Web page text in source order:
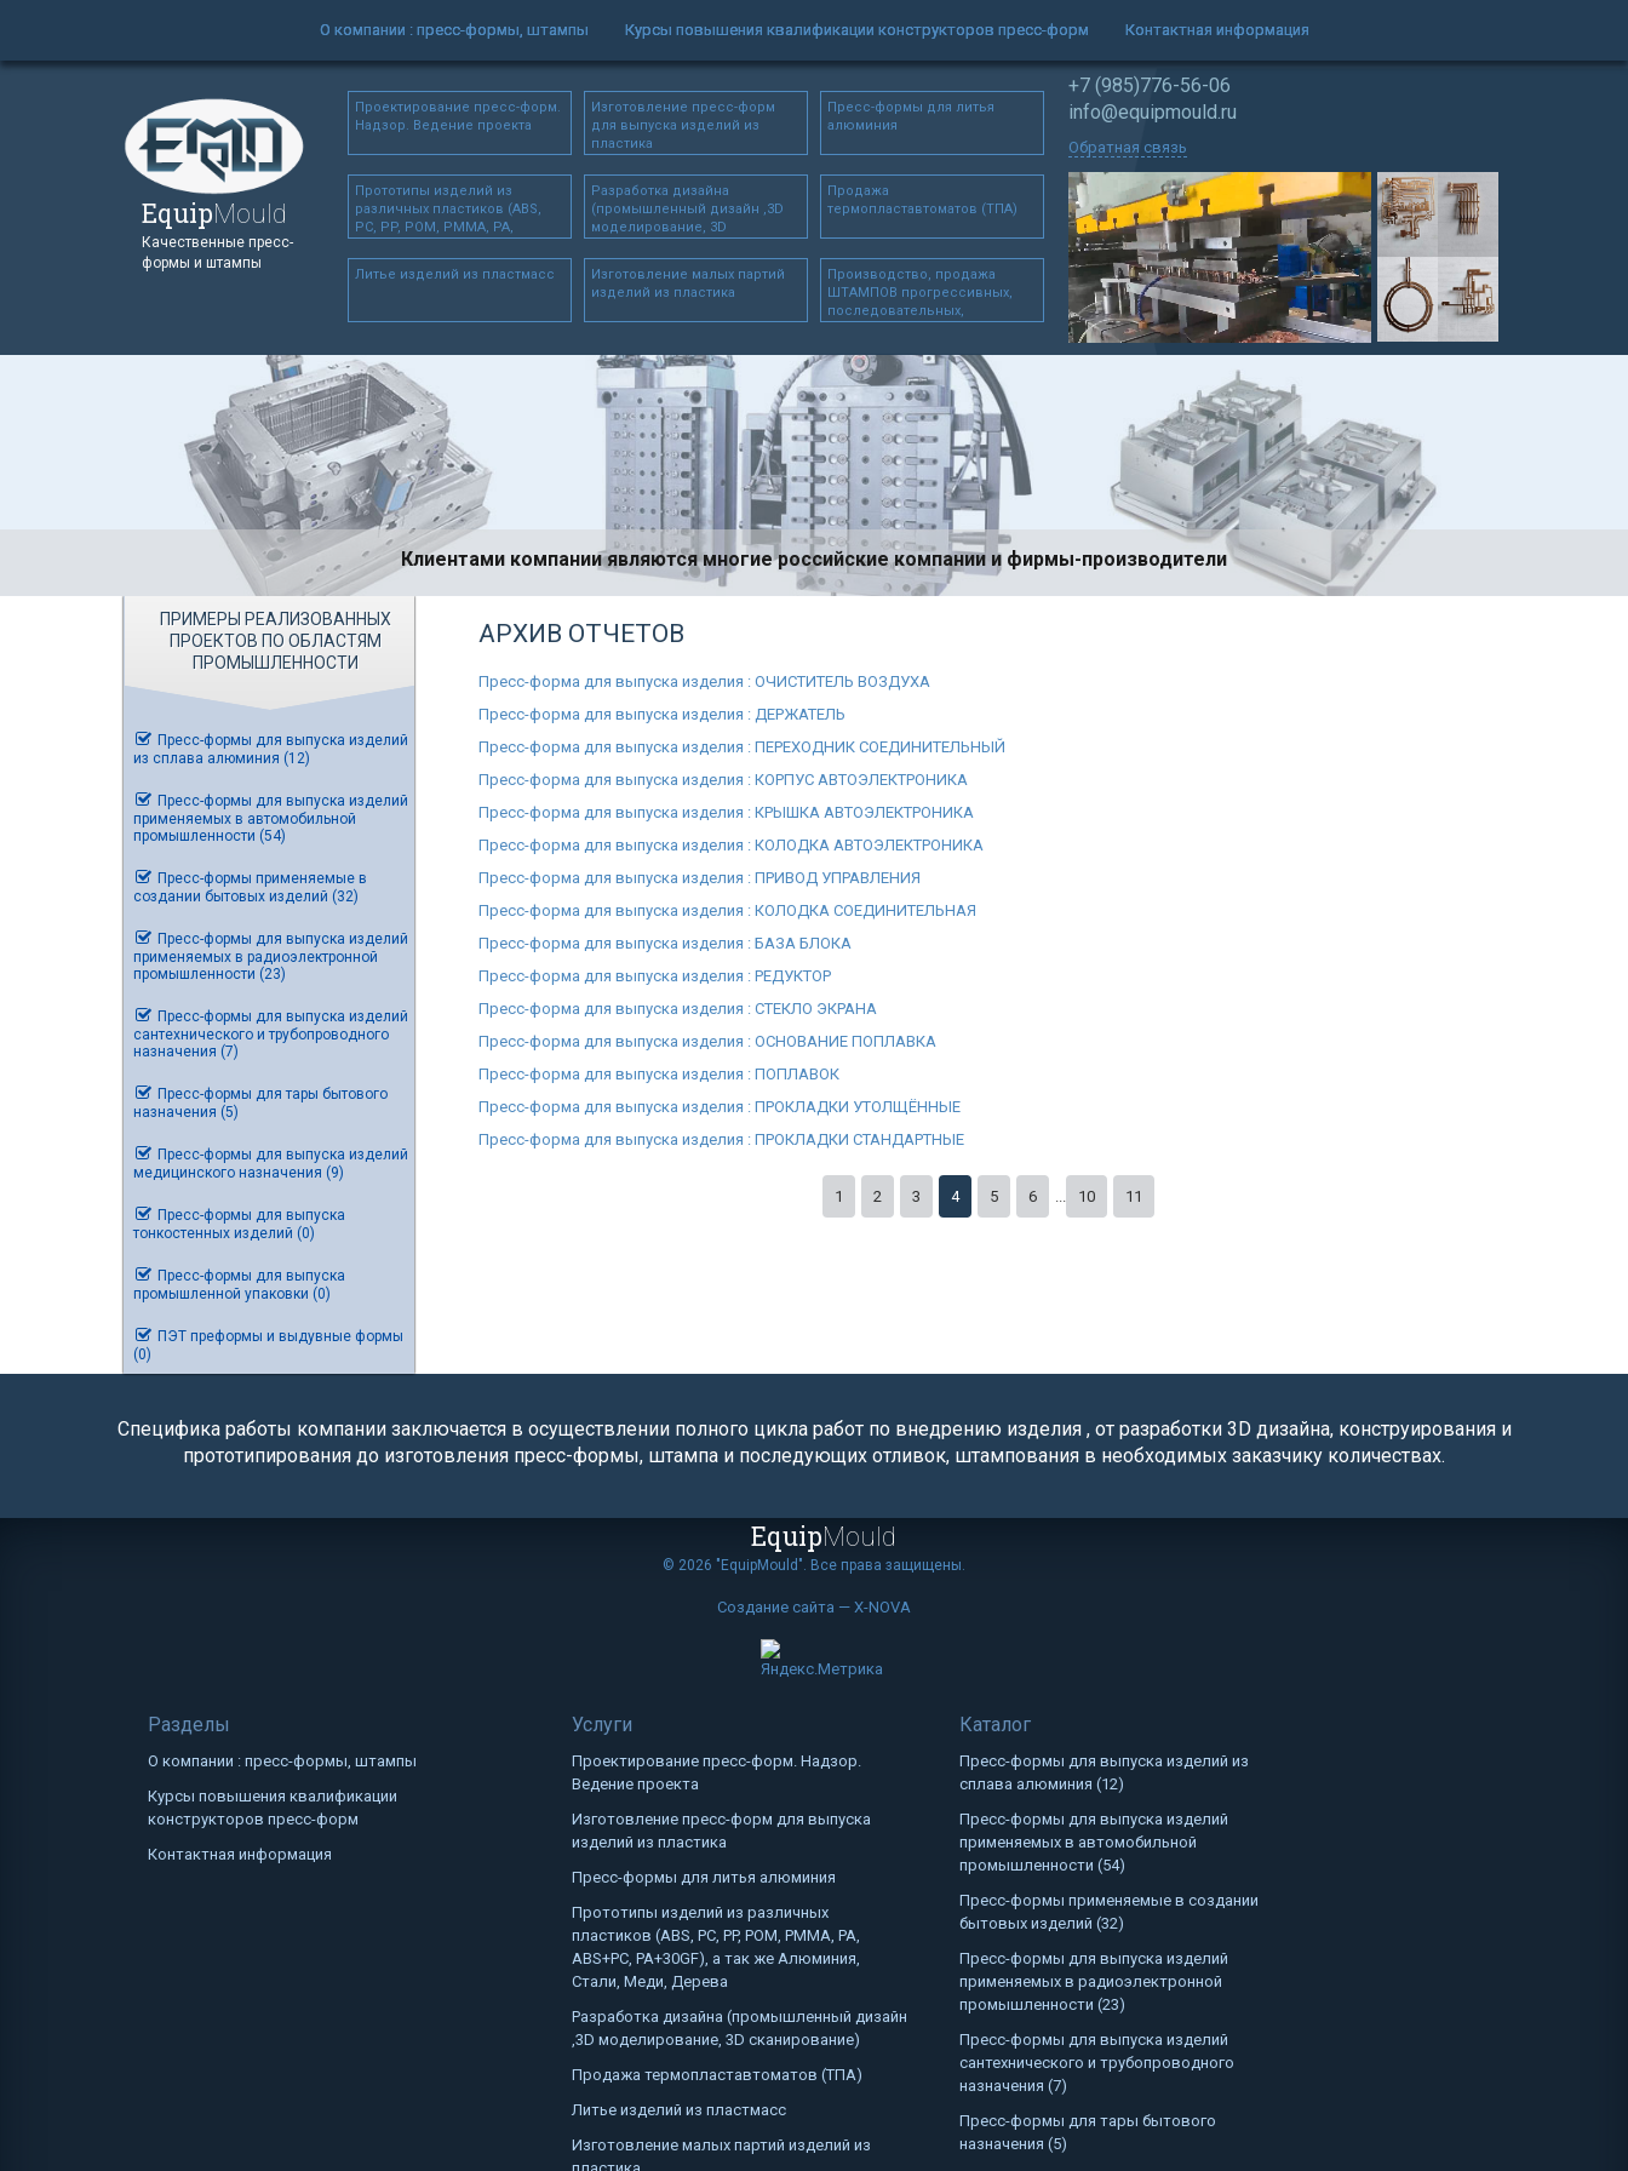
О компании : пресс-формы, штампы Курсы повышения квалификации конструкторов пресс-форм Контактная информация
EquipMould
Качественные пресс-
формы и штампы
Проектирование пресс-форм.
Надзор. Ведение проекта
Изготовление пресс-форм
для выпуска изделий из
пластика
Пресс-формы для литья
алюминия
Прототипы изделий из
различных пластиков (ABS,
PC, PP, POM, PMMA, PA,
Алюминия, Стали, Меди,
Дерева
Разработка дизайна
(промышленный дизайн ,3D
моделирование, 3D
Продажа
термопластавтоматов (ТПА)
Литье изделий из пластмасс
Изготовление малых партий
изделий из пластика
Производство, продажа
ШТАМПОВ прогрессивных,
последовательных,
+7 (985)776-56-06
info@equipmould.ru
Обратная связь
Клиентами компании являются многие российские компании и фирмы-производители
ПРИМЕРЫ РЕАЛИЗОВАННЫХ
ПРОЕКТОВ ПО ОБЛАСТЯМ
ПРОМЫШЛЕННОСТИ
Пресс-формы для выпуска изделий
из сплава алюминия (12)
Пресс-формы для выпуска изделий
применяемых в автомобильной
промышленности (54)
Пресс-формы применяемые в
создании бытовых изделий (32)
Пресс-формы для выпуска изделий
применяемых в радиоэлектронной
промышленности (23)
Пресс-формы для выпуска изделий
сантехнического и трубопроводного
назначения (7)
Пресс-формы для тары бытового
назначения (5)
Пресс-формы для выпуска изделий
медицинского назначения (9)
Пресс-формы для выпуска
тонкостенных изделий (0)
Пресс-формы для выпуска
промышленной упаковки (0)
ПЭТ преформы и выдувные формы
(0)
АРХИВ ОТЧЕТОВ
Пресс-форма для выпуска изделия : ОЧИСТИТЕЛЬ ВОЗДУХА
Пресс-форма для выпуска изделия : ДЕРЖАТЕЛЬ
Пресс-форма для выпуска изделия : ПЕРЕХОДНИК СОЕДИНИТЕЛЬНЫЙ
Пресс-форма для выпуска изделия : КОРПУС АВТОЭЛЕКТРОНИКА
Пресс-форма для выпуска изделия : КРЫШКА АВТОЭЛЕКТРОНИКА
Пресс-форма для выпуска изделия : КОЛОДКА АВТОЭЛЕКТРОНИКА
Пресс-форма для выпуска изделия : ПРИВОД УПРАВЛЕНИЯ
Пресс-форма для выпуска изделия : КОЛОДКА СОЕДИНИТЕЛЬНАЯ
Пресс-форма для выпуска изделия : БАЗА БЛОКА
Пресс-форма для выпуска изделия : РЕДУКТОР
Пресс-форма для выпуска изделия : СТЕКЛО ЭКРАНА
Пресс-форма для выпуска изделия : ОСНОВАНИЕ ПОПЛАВКА
Пресс-форма для выпуска изделия : ПОПЛАВОК
Пресс-форма для выпуска изделия : ПРОКЛАДКИ УТОЛЩЁННЫЕ
Пресс-форма для выпуска изделия : ПРОКЛАДКИ СТАНДАРТНЫЕ
1 2 3 4 5 6 10 11
Специфика работы компании заключается в осуществлении полного цикла работ по внедрению изделия , от разработки 3D дизайна, конструирования и
прототипирования до изготовления пресс-формы, штампа и последующих отливок, штампования в необходимых заказчику количествах.
EquipMould
© 2026 "EquipMould". Все права защищены.
Создание сайта — X-NOVA
Разделы
О компании : пресс-формы, штампы
Курсы повышения квалификации
конструкторов пресс-форм
Контактная информация
Услуги
Проектирование пресс-форм. Надзор.
Ведение проекта
Изготовление пресс-форм для выпуска
изделий из пластика
Пресс-формы для литья алюминия
Прототипы изделий из различных
пластиков (ABS, PC, PP, POM, PMMA, PA,
ABS+PC, PA+30GF), а так же Алюминия,
Стали, Меди, Дерева
Разработка дизайна (промышленный дизайн
,3D моделирование, 3D сканирование)
Продажа термопластавтоматов (ТПА)
Литье изделий из пластмасс
Изготовление малых партий изделий из
Каталог
Пресс-формы для выпуска изделий из
сплава алюминия (12)
Пресс-формы для выпуска изделий
применяемых в автомобильной
промышленности (54)
Пресс-формы применяемые в создании
бытовых изделий (32)
Пресс-формы для выпуска изделий
применяемых в радиоэлектронной
промышленности (23)
Пресс-формы для выпуска изделий
сантехнического и трубопроводного
назначения (7)
Пресс-формы для тары бытового
назначения (5)